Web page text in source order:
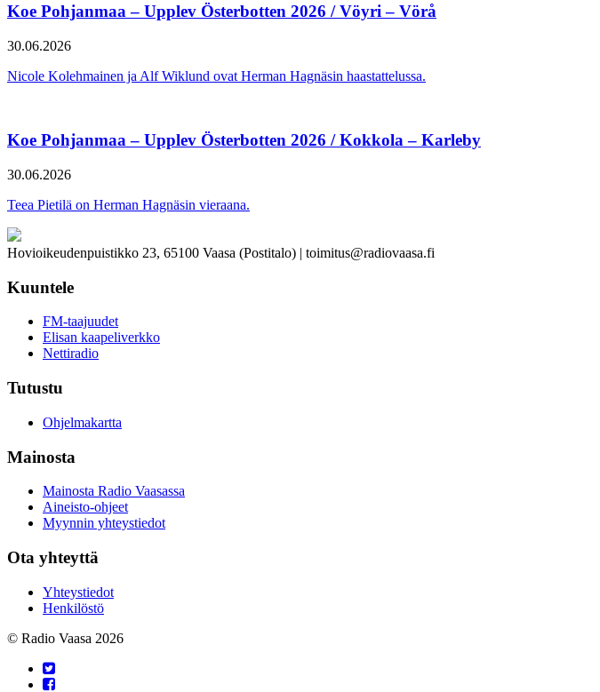
Koe Pohjanmaa – Upplev Österbotten 2026 / Vöyri – Vörå
30.06.2026
Nicole Kolehmainen ja Alf Wiklund ovat Herman Hagnäsin haastattelussa.
Koe Pohjanmaa – Upplev Österbotten 2026 / Kokkola – Karleby
30.06.2026
Teea Pietilä on Herman Hagnäsin vieraana.
Hovioikeudenpuistikko 23, 65100 Vaasa (Postitalo) | toimitus@radiovaasa.fi
Kuuntele
FM-taajuudet
Elisan kaapeliverkko
Nettiradio
Tutustu
Ohjelmakartta
Mainosta
Mainosta Radio Vaasassa
Aineisto-ohjeet
Myynnin yhteystiedot
Ota yhteyttä
Yhteystiedot
Henkilöstö
© Radio Vaasa 2026